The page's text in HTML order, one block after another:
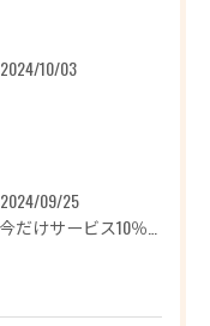
2024/10/03
2024/09/25